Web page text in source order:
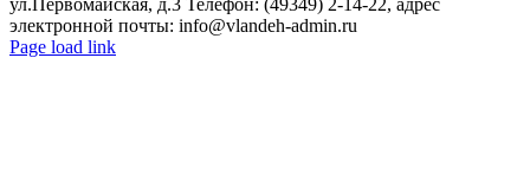
электронной почты: info@vlandeh-admin.ru
Page load link